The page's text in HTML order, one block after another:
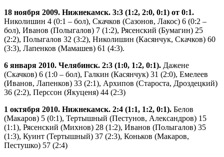
18 ноября 2009. Нижнекамск. 3:3 (1:2, 2:0, 0:1) от 0:1.
Николишин 4 (0:1 – бол), Скачков (Сазонов, Лакос) 6 (0:2 –
бол), Иванов (Полыгалов) 7 (1:2), Рясенский (Бумагин) 25
(2:2), Полыгалов 32 (3:2), Николишин (Касянчук, Скачков) 60
(3:3), Лапенков (Мамашев) 61 (4:3).
6 января 2010. Челябинск. 2:3 (1:0, 1:2, 0:1). Дажене
(Скачков) 6 (1:0 – бол), Галкин (Касянчук) 31 (2:0), Емелеев
(Иванов, Лапенков) 33 (2:1), Архипов (Староста, Дроздецкий)
36 (2:2), Перссон (Якуценя) 44 (2:3)
1 октября 2010. Нижнекамск. 2:4 (1:1, 1:2, 0:1). Белов
(Макаров) 5 (0:1), Тертышный (Пестунов, Александров) 15
(1:1), Рясенский (Михнов) 28 (1:2), Иванов (Полыгалов) 35
(1:3), Куинт (Тертышный) 37 (2:3), Коньков (Макаров,
Пестушко) 57 (2:4)